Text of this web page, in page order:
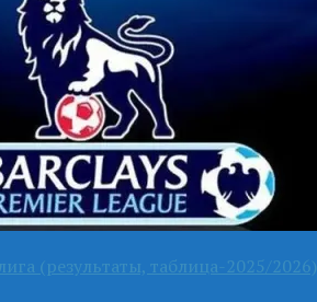
(результаты, таблица-2025/2026)